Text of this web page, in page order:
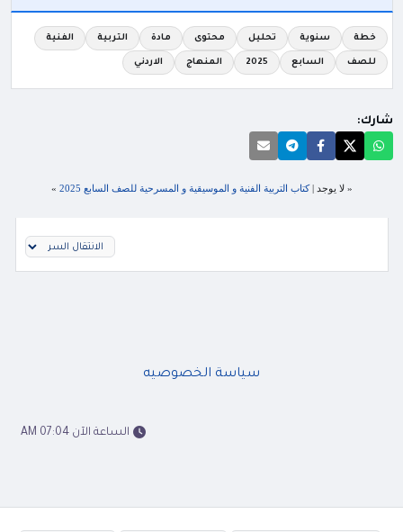
خطة سنوية تحليل محتوى مادة التربية الفنية
للصف السابع 2025 المنهاج الاردني
شارك:
« لا يوجد |كتاب التربية الفنية و الموسيقية و المسرحية للصف السابع 2025 »
سياسة الخصوصيه
الساعة الآن 07:04 AM